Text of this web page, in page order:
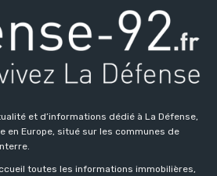
et d’informations dédié à La Défense,
en Europe, situé sur les communes de
toutes les informations immobilières,